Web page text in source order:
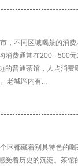
，不同区域喝茶的消
消费通常在200 - 500
的普通茶馆，人均消
老城区内有...
区都藏着别具特色的
受着历史的沉淀。茶